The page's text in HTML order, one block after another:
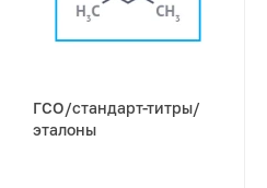
ГСО/стандарт-титры/
эталоны